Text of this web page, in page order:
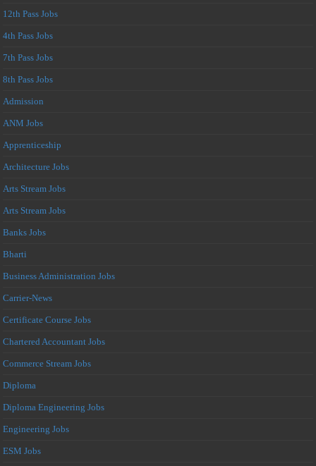
12th Pass Jobs
4th Pass Jobs
7th Pass Jobs
8th Pass Jobs
Admission
ANM Jobs
Apprenticeship
Architecture Jobs
Arts Stream Jobs
Arts Stream Jobs
Banks Jobs
Bharti
Business Administration Jobs
Carrier-News
Certificate Course Jobs
Chartered Accountant Jobs
Commerce Stream Jobs
Diploma
Diploma Engineering Jobs
Engineering Jobs
ESM Jobs